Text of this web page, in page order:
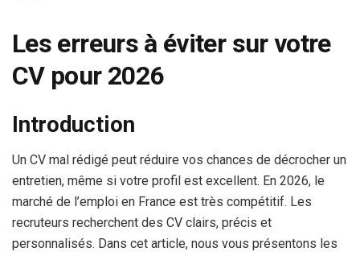
Les erreurs à éviter sur votre
CV pour 2026
Introduction
Un CV mal rédigé peut réduire vos chances de décrocher un
entretien, même si votre profil est excellent. En 2026, le
marché de l’emploi en France est très compétitif. Les
recruteurs recherchent des CV clairs, précis et
personnalisés. Dans cet article, nous vous présentons les